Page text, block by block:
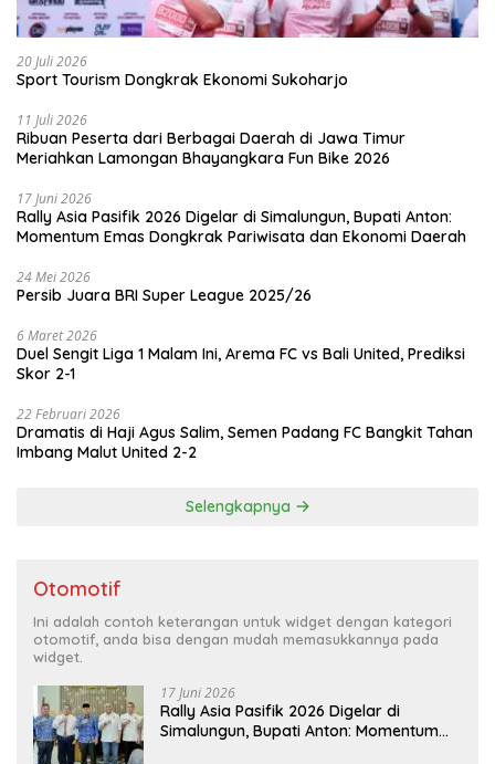
20 Juli 2026
Sport Tourism Dongkrak Ekonomi Sukoharjo
11 Juli 2026
Ribuan Peserta dari Berbagai Daerah di Jawa Timur
Meriahkan Lamongan Bhayangkara Fun Bike 2026
17 Juni 2026
Rally Asia Pasifik 2026 Digelar di Simalungun, Bupati Anton:
Momentum Emas Dongkrak Pariwisata dan Ekonomi Daerah
24 Mei 2026
Persib Juara BRI Super League 2025/26
6 Maret 2026
Duel Sengit Liga 1 Malam Ini, Arema FC vs Bali United, Prediksi
Skor 2-1
22 Februari 2026
Dramatis di Haji Agus Salim, Semen Padang FC Bangkit Tahan
Imbang Malut United 2-2
Selengkapnya
Otomotif
Ini adalah contoh keterangan untuk widget dengan kategori
otomotif, anda bisa dengan mudah memasukkannya pada
widget.
17 Juni 2026
Rally Asia Pasifik 2026 Digelar di
Simalungun, Bupati Anton: Momentum